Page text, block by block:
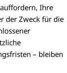
Ihre
der Zweck für die
– bleiben